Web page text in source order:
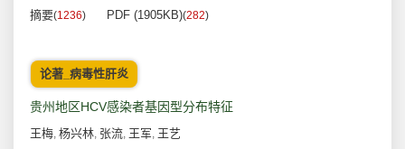
摘要(1236) PDF (1905KB)(282)
论著_病毒性肝炎
贵州地区HCV感染者基因型分布特征
王梅, 杨兴林, 张流, 王军, 王艺